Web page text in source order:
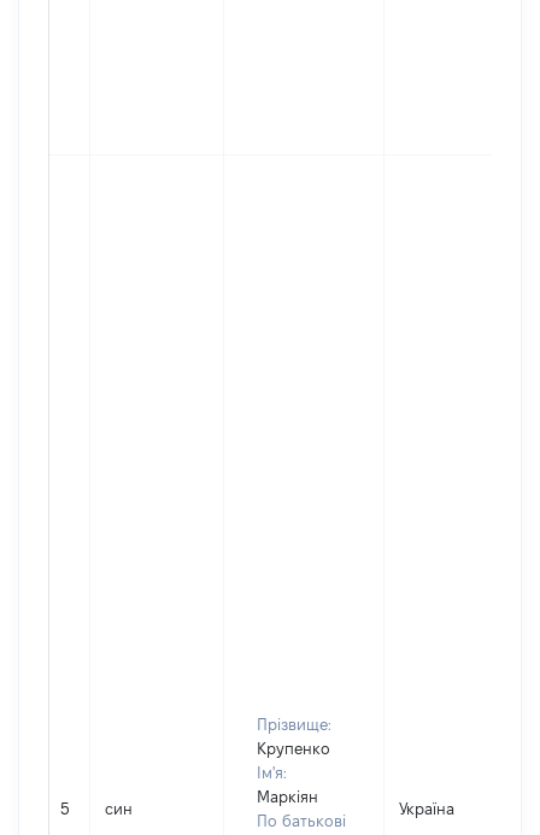
5 син
Прізвище:
Крупенко
Ім'я:
Маркіян
По батькові
Україна